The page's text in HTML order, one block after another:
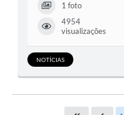
1 foto
4954
visualizações
NOTÍCIAS